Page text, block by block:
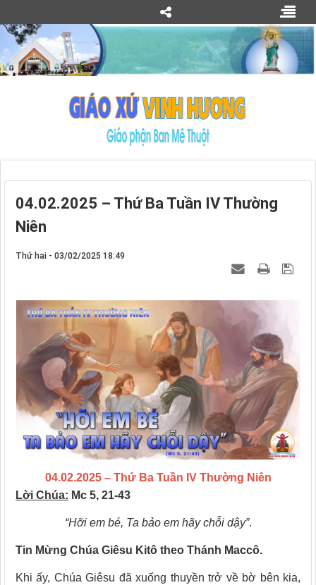
04.02.2025 – Thứ Ba Tuần IV Thường
Niên
Thứ hai - 03/02/2025 18:49
04.02.2025 – Thứ Ba Tuần IV Thường Niên
Lời Chúa: Mc 5, 21-43
“Hỡi em bé, Ta bảo em hãy chỗi dậy”.
Tin Mừng Chúa Giêsu Kitô theo Thánh Maccô.
Khi ấy, Chúa Giêsu đã xuống thuyền trở về bờ bên kia,